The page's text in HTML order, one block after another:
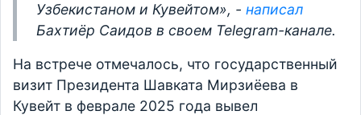
Узбекистаном и Кувейтом», - написал
Бахтиёр Саидов в своем Telegram-канале.
На встрече отмечалось, что государственный
визит Президента Шавката Мирзиёева в
Кувейт в феврале 2025 года вывел